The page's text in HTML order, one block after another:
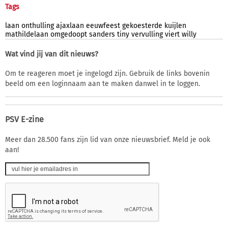
Tags
laan onthulling ajaxlaan eeuwfeest gekoesterde kuijlen
mathildelaan omgedoopt sanders tiny vervulling viert willy
Wat vind jij van dit nieuws?
Om te reageren moet je ingelogd zijn. Gebruik de links bovenin
beeld om een loginnaam aan te maken danwel in te loggen.
PSV E-zine
Meer dan 28.500 fans zijn lid van onze nieuwsbrief. Meld je ook
aan!